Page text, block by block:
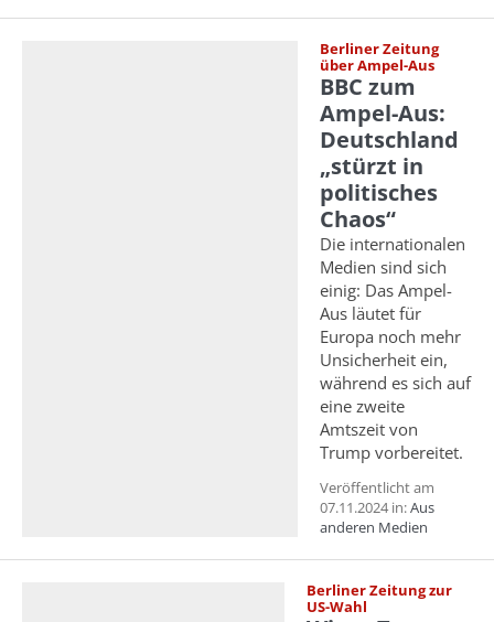
Berliner Zeitung
über Ampel-Aus
BBC zum
Ampel-Aus:
Deutschland
„stürzt in
politisches
Chaos“
Die internationalen
Medien sind sich
einig: Das Ampel-
Aus läutet für
Europa noch mehr
Unsicherheit ein,
während es sich auf
eine zweite
Amtszeit von
Trump vorbereitet.
Veröffentlicht am
07.11.2024 in:Aus
anderen Medien
Berliner Zeitung zur
US-Wahl